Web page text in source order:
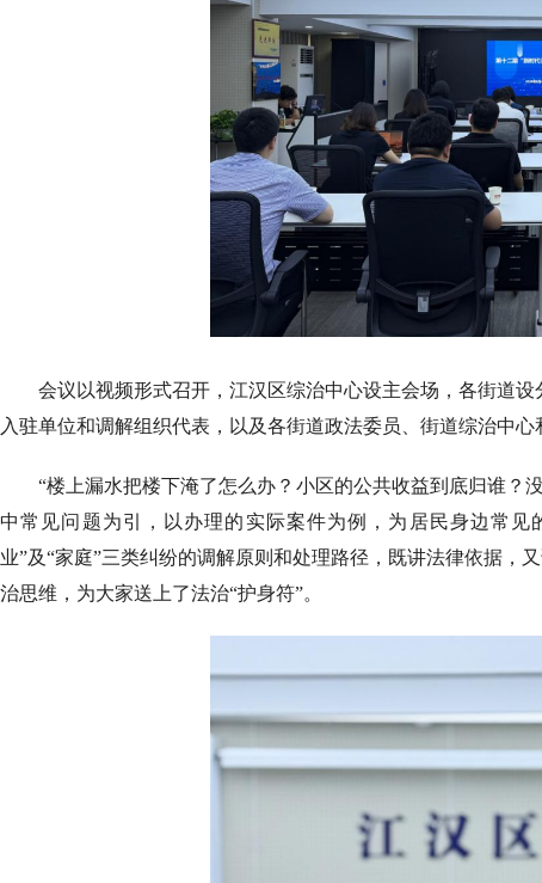
会议以视频形式召开，江汉区综治中心设主会场，各街道
入驻单位和调解组织代表，以及各街道政法委员、街道综治中
“楼上漏水把楼下淹了怎么办？小区的公共收益到底归谁？
中常见问题为引，以办理的实际案件为例，为居民身边常见
业”及“家庭”三类纠纷的调解原则和处理路径，既讲法律依据，
治思维，为大家送上了法治“护身符”。